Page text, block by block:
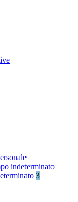
indeterminato
3